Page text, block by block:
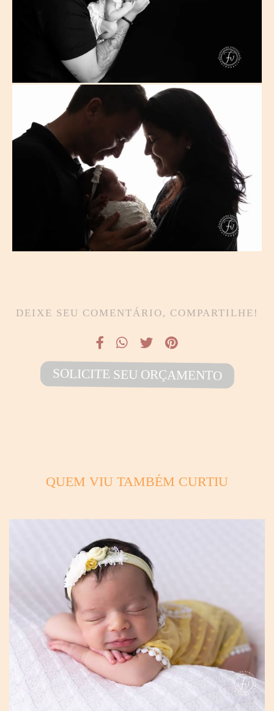
DEIXE SEU COMENTÁRIO, COMPARTILHE!
SOLICITE SEU ORÇAMENTO
QUEM VIU TAMBÉM CURTIU